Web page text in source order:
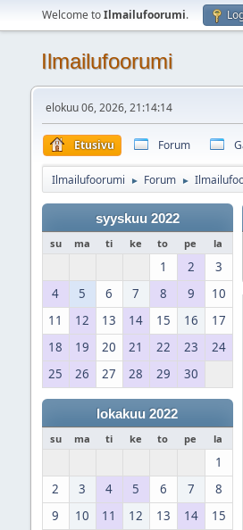
Welcome toIlmailufoorumi.
Ilmailufoorumi
elokuu 06, 2026, 21:14:14
Etusivu Forum
Ilmailufoorumi ► Forum ►
syyskuu 2022
su ma ti ke to pe la
1 2
3
4
5 6 7 8 9
10
11
12 13 14 15 16
17
18
19 20 21 22 23
24
25
26 27 28 29 30
lokakuu 2022
su ma ti ke to pe la
1
2
3 4 5 6 7
8
9
10 11 12 13 14
15